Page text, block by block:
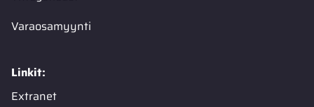
Varaosamyynti
Linkit:
Extranet